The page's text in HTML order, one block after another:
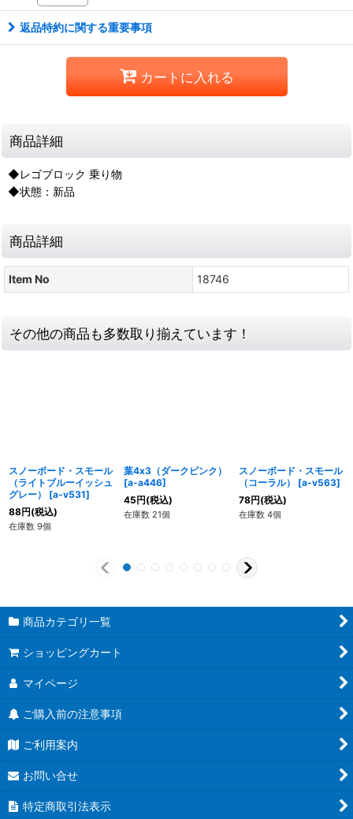
返品特約に関する重要事項
カートに入れる
商品詳細
◆レゴブロック 乗り物
◆状態：新品
商品詳細
Item No 18746
その他の商品も多数取り揃えています！
スノーボード・スモール
（ライトブルーイッシュ
グレー）
[a-v531]
88円(税込)
在庫数 9個
葉4x3（ダークピンク）
[a-a446]
45円(税込)
在庫数 21個
スノーボード・スモール
（コーラル）
[a-v563]
78円(税込)
在庫数 4個
商品カテゴリ一覧
ショッピングカート
マイページ
ご購入前の注意事項
ご利用案内
お問い合せ
特定商取引法表示